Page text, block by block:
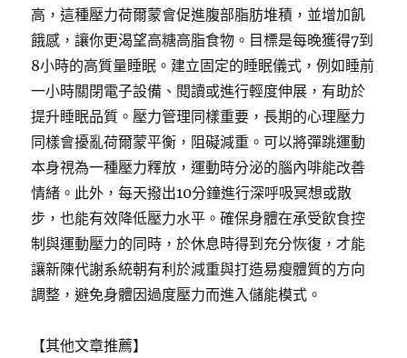
高，這種壓力荷爾蒙會促進腹部脂肪堆積，並增加飢
餓感，讓你更渴望高糖高脂食物。目標是每晚獲得7到
8小時的高質量睡眠。建立固定的睡眠儀式，例如睡前
一小時關閉電子設備、閱讀或進行輕度伸展，有助於
提升睡眠品質。壓力管理同樣重要，長期的心理壓力
同樣會擾亂荷爾蒙平衡，阻礙減重。可以將彈跳運動
本身視為一種壓力釋放，運動時分泌的腦內啡能改善
情緒。此外，每天撥出10分鐘進行深呼吸冥想或散
步，也能有效降低壓力水平。確保身體在承受飲食控
制與運動壓力的同時，於休息時得到充分恢復，才能
讓新陳代謝系統朝有利於減重與打造易瘦體質的方向
調整，避免身體因過度壓力而進入儲能模式。
【其他文章推薦】